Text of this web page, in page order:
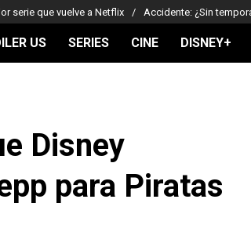
serie que vuelve a Netflix Accidente: ¿Sin
US SERIES CINE DISNEY+
Disney
para Piratas